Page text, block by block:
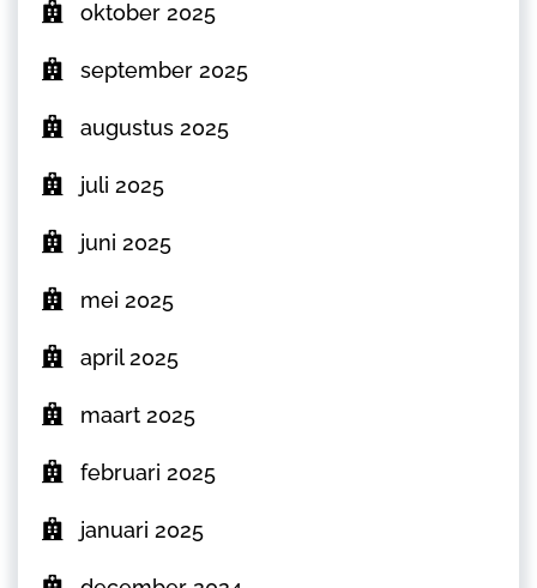
oktober 2025
september 2025
augustus 2025
juli 2025
juni 2025
mei 2025
april 2025
maart 2025
februari 2025
januari 2025